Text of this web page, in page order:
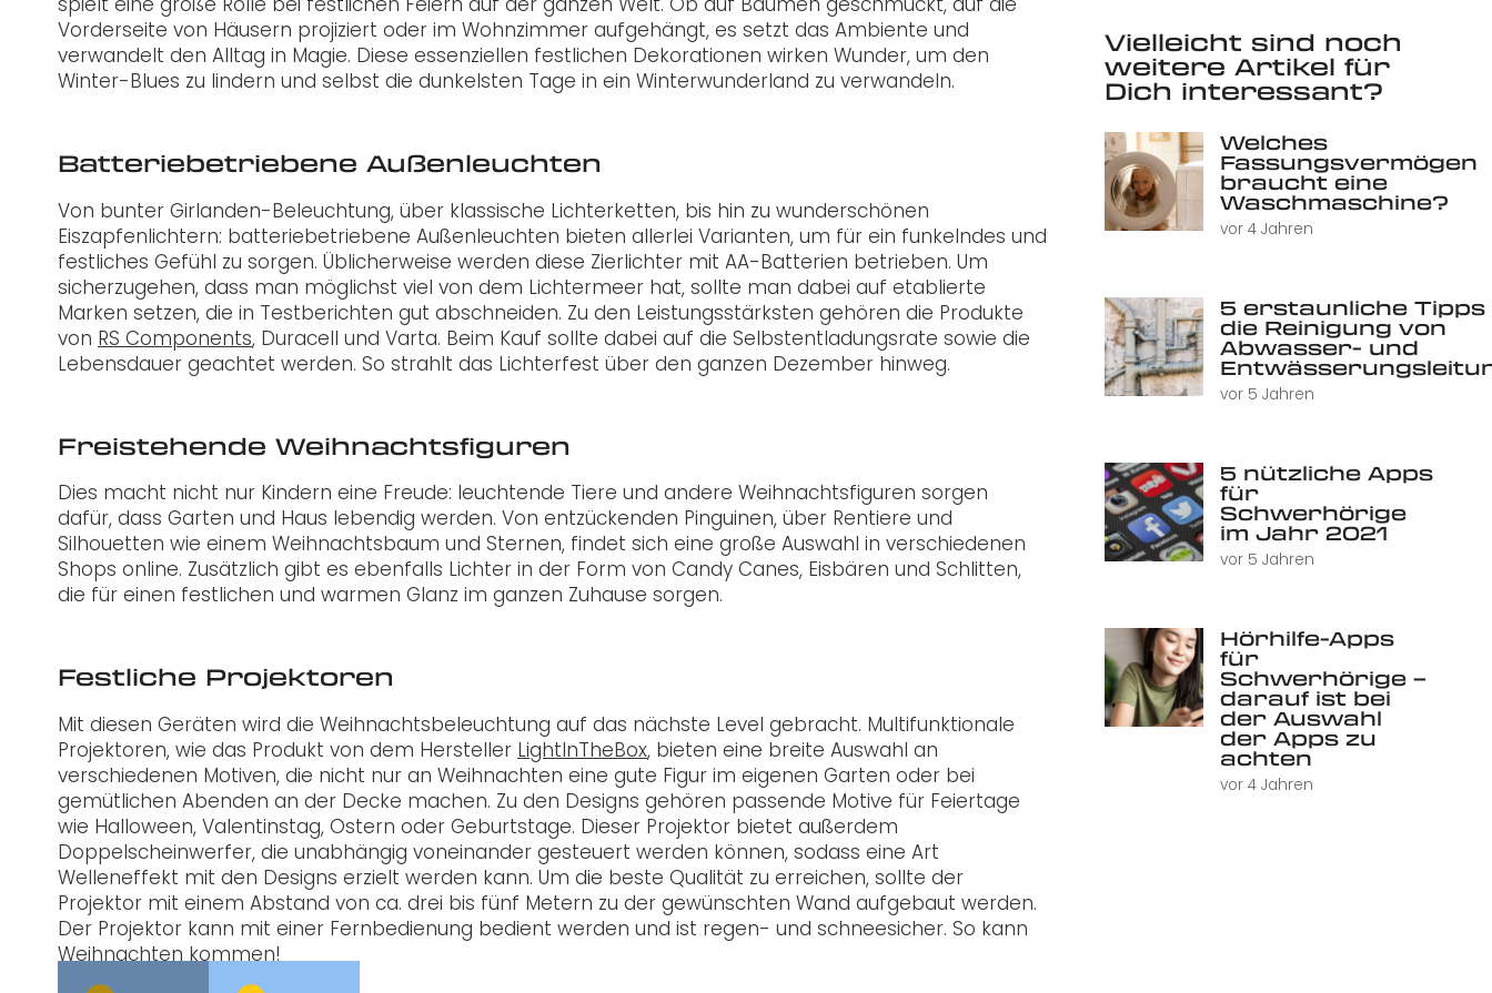
Vorderseite von Häusern projiziert oder im Wohnzimmer aufgehängt, es setzt das Ambiente und
verwandelt den Alltag in Magie. Diese essenziellen festlichen Dekorationen wirken Wunder, um den
Winter-Blues zu lindern und selbst die dunkelsten Tage in ein Winterwunderland zu verwandeln.
Batteriebetriebene Außenleuchten
Von bunter Girlanden-Beleuchtung, über klassische Lichterketten, bis hin zu wunderschönen
Eiszapfenlichtern: batteriebetriebene Außenleuchten bieten allerlei Varianten, um für ein funkelndes und
festliches Gefühl zu sorgen. Üblicherweise werden diese Zierlichter mit AA-Batterien betrieben. Um
sicherzugehen, dass man möglichst viel von dem Lichtermeer hat, sollte man dabei auf etablierte
Marken setzen, die in Testberichten gut abschneiden. Zu den Leistungsstärksten gehören die Produkte
von RS Components, Duracell und Varta. Beim Kauf sollte dabei auf die Selbstentladungsrate sowie die
Lebensdauer geachtet werden. So strahlt das Lichterfest über den ganzen Dezember hinweg.
Freistehende Weihnachtsfiguren
Dies macht nicht nur Kindern eine Freude: leuchtende Tiere und andere Weihnachtsfiguren sorgen
dafür, dass Garten und Haus lebendig werden. Von entzückenden Pinguinen, über Rentiere und
Silhouetten wie einem Weihnachtsbaum und Sternen, findet sich eine große Auswahl in verschiedenen
Shops online. Zusätzlich gibt es ebenfalls Lichter in der Form von Candy Canes, Eisbären und Schlitten,
die für einen festlichen und warmen Glanz im ganzen Zuhause sorgen.
Festliche Projektoren
Mit diesen Geräten wird die Weihnachtsbeleuchtung auf das nächste Level gebracht. Multifunktionale
Projektoren, wie das Produkt von dem Hersteller LightInTheBox, bieten eine breite Auswahl an
verschiedenen Motiven, die nicht nur an Weihnachten eine gute Figur im eigenen Garten oder bei
gemütlichen Abenden an der Decke machen. Zu den Designs gehören passende Motive für Feiertage
wie Halloween, Valentinstag, Ostern oder Geburtstage. Dieser Projektor bietet außerdem
Doppelscheinwerfer, die unabhängig voneinander gesteuert werden können, sodass eine Art
Welleneffekt mit den Designs erzielt werden kann. Um die beste Qualität zu erreichen, sollte der
Projektor mit einem Abstand von ca. drei bis fünf Metern zu der gewünschten Wand aufgebaut werden.
Der Projektor kann mit einer Fernbedienung bedient werden und ist regen- und schneesicher. So kann
Weihnachten kommen!
Vielleicht sind noch
weitere Artikel für
Dich interessant?
Welches
Fassungsvermögen
braucht eine
Waschmaschine?
vor 4 Jahren
5 erstaunliche
die Reinigung von
Abwasser- und
vor 5 Jahren
5 nützliche Apps
für
Schwerhörige
im Jahr 2021
vor 5 Jahren
Hörhilfe-Apps
für
Schwerhörige –
darauf ist bei
der Auswahl
der Apps zu
achten
vor 4 Jahren